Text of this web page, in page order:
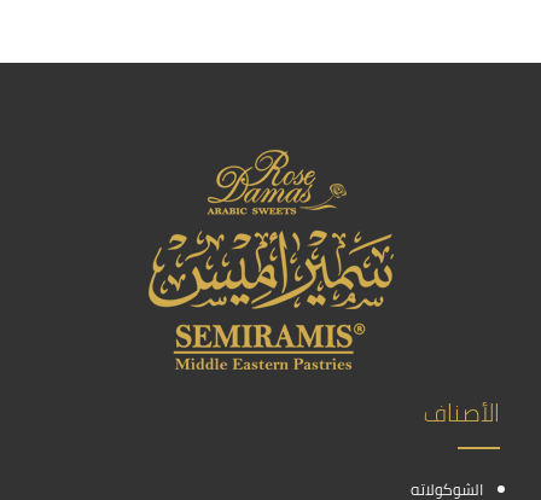
الأصناف
الشوكولاته